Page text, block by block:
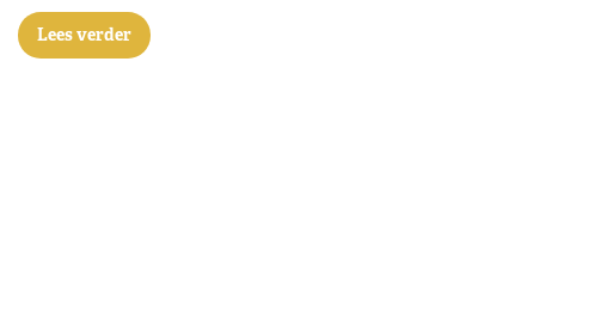
Lees verder